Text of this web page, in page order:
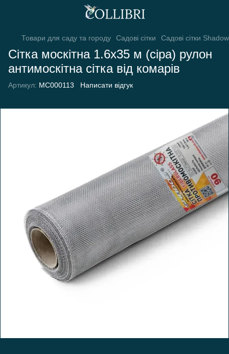
Товари для саду та городу Садові сітки Садові сітки Shadow
Сітка москітна 1.6х35 м (сіра) рулон
антимоскітна сітка від комарів
Артикул: МС000113 Написати відгук